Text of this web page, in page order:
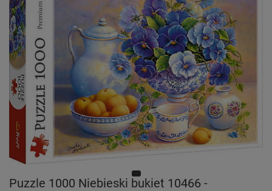
Puzzle 1000 Niebieski bukiet 10466 -